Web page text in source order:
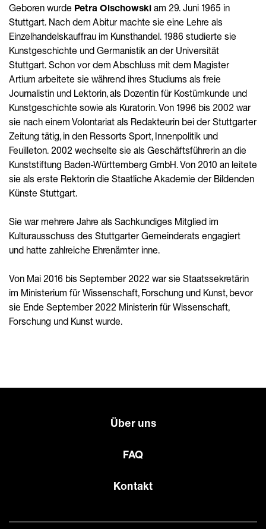
Geboren wurde Petra Olschowski am 29. Juni 1965 in
Stuttgart. Nach dem Abitur machte sie eine Lehre als
Einzelhandelskauffrau im Kunsthandel. 1986 studierte sie
Kunstgeschichte und Germanistik an der Universität
Stuttgart. Schon vor dem Abschluss mit dem Magister
Artium arbeitete sie während ihres Studiums als freie
Journalistin und Lektorin, als Dozentin für Kostümkunde und
Kunstgeschichte sowie als Kuratorin. Von 1996 bis 2002 war
sie nach einem Volontariat als Redakteurin bei der Stuttgarter
Zeitung tätig, in den Ressorts Sport, Innenpolitik und
Feuilleton. 2002 wechselte sie als Geschäftsführerin an die
Kunststiftung Baden-Württemberg GmbH. Von 2010 an leitete
sie als erste Rektorin die Staatliche Akademie der Bildenden
Künste Stuttgart.
Sie war mehrere Jahre als Sachkundiges Mitglied im
Kulturausschuss des Stuttgarter Gemeinderats engagiert
und hatte zahlreiche Ehrenämter inne.
Von Mai 2016 bis September 2022 war sie Staatssekretärin
im Ministerium für Wissenschaft, Forschung und Kunst, bevor
sie Ende September 2022 Ministerin für Wissenschaft,
Forschung und Kunst wurde.
Über uns
FAQ
Kontakt